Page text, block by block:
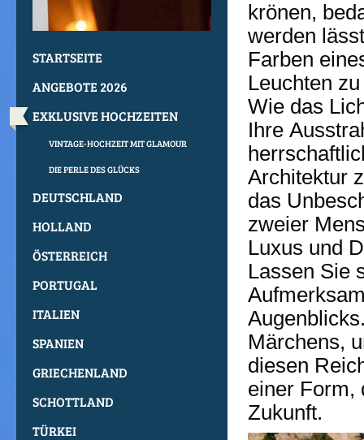
STARTSEITE
ANGEBOTE 2026
EXKLUSIVE HOCHZEITEN
VINTAGE-HOCHZEIT MIT GLAMOUR
DIE PERLE DES GLÜCKS
DEUTSCHLAND
HOLLAND
ÖSTERREICH
PORTUGAL
ITALIEN
SPANIEN
GRIECHENLAND
SCHOTTLAND
TÜRKEI
krönen,
werden
Farben
Leuchten
Wie das
Ihre
Architektur
das
zweier
Luxus und
Lassen Sie
Märchens,
diesen
einer Form,
Zukunft.